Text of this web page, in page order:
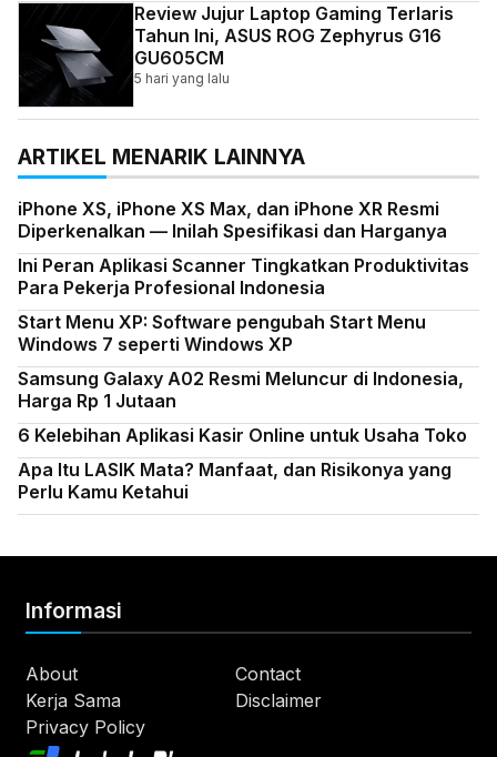
Review Jujur Laptop Gaming Terlaris
Tahun Ini, ASUS ROG Zephyrus G16
GU605CM
5 hari yang lalu
ARTIKEL MENARIK LAINNYA
iPhone XS, iPhone XS Max, dan iPhone XR Resmi
Diperkenalkan — Inilah Spesifikasi dan Harganya
Ini Peran Aplikasi Scanner Tingkatkan Produktivitas
Para Pekerja Profesional Indonesia
Start Menu XP: Software pengubah Start Menu
Windows 7 seperti Windows XP
Samsung Galaxy A02 Resmi Meluncur di Indonesia,
Harga Rp 1 Jutaan
6 Kelebihan Aplikasi Kasir Online untuk Usaha Toko
Apa Itu LASIK Mata? Manfaat, dan Risikonya yang
Perlu Kamu Ketahui
Informasi
About
Contact
Kerja Sama
Disclaimer
Privacy Policy